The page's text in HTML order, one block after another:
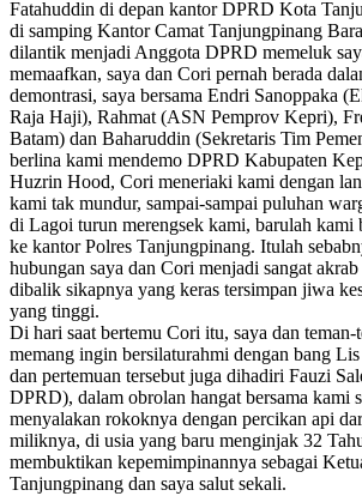
Fatahuddin di depan kantor DPRD Kota
di samping Kantor Camat Tanjungpinang
dilantik menjadi Anggota DPRD memeluk
memaafkan, saya dan Cori pernah berada
demontrasi, saya bersama Endri Sanoppaka
Raja Haji), Rahmat (ASN Pemprov Kepri),
Batam) dan Baharuddin (Sekretaris Tim
berlina kami mendemo DPRD Kabupaten
Huzrin Hood, Cori meneriaki kami dengan
kami tak mundur, sampai-sampai puluhan
di Lagoi turun merengsek kami, barulah kami
ke kantor Polres Tanjungpinang. Itulah
hubungan saya dan Cori menjadi sangat
dibalik sikapnya yang keras tersimpan jiwa
yang tinggi.
Di hari saat bertemu Cori itu, saya dan teman-
memang ingin bersilaturahmi dengan bang
dan pertemuan tersebut juga dihadiri Fauzi
DPRD), dalam obrolan hangat bersama kami
menyalakan rokoknya dengan percikan api
miliknya, di usia yang baru menginjak 32
membuktikan kepemimpinannya sebagai
Tanjungpinang dan saya salut sekali.